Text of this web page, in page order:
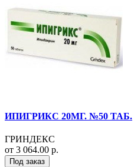
ИПИГРИКС 20МГ. №50 ТАБ.
ГРИНДЕКС
от 3 064.00 р.
Под заказ